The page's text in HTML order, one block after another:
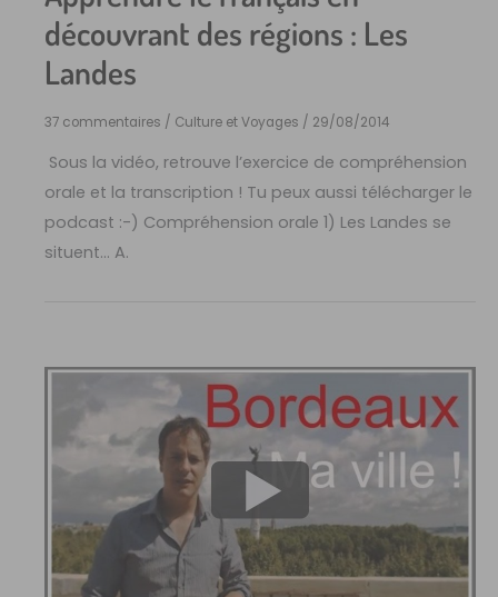
découvrant des régions : Les
Landes
37 commentaires / Culture et Voyages / 29/08/2014
Sous la vidéo, retrouve l’exercice de compréhension
orale et la transcription ! Tu peux aussi télécharger le
podcast :-) Compréhension orale 1) Les Landes se
situent… A.